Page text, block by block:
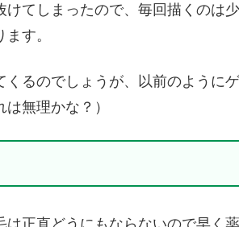
けてしまったので、毎回描くのは
す。
くるのでしょうが、以前のように
無理かな？）